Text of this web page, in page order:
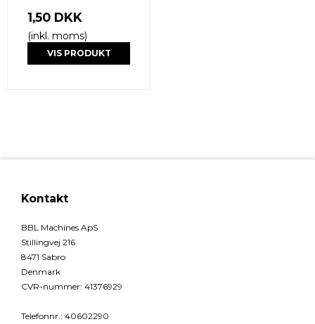
1,50 DKK
(inkl. moms)
VIS PRODUKT
Kontakt
BBL Machines ApS
Stillingvej 216
8471 Sabro
Denmark
CVR-nummer: 41376929
Telefonnr. : 40602290